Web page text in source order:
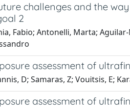
challenges and the
2
Fabio; Antonelli, Marta;
assessment of
D; Samaras, Z; Vouitsis, E;
assessment of